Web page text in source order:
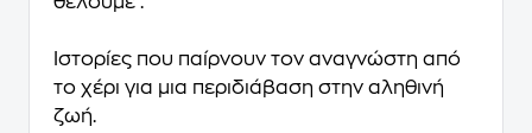
Ιστορίες που παίρνουν τον αναγνώστη από
το χέρι για μια περιδιάβαση στην αληθινή
ζωή.